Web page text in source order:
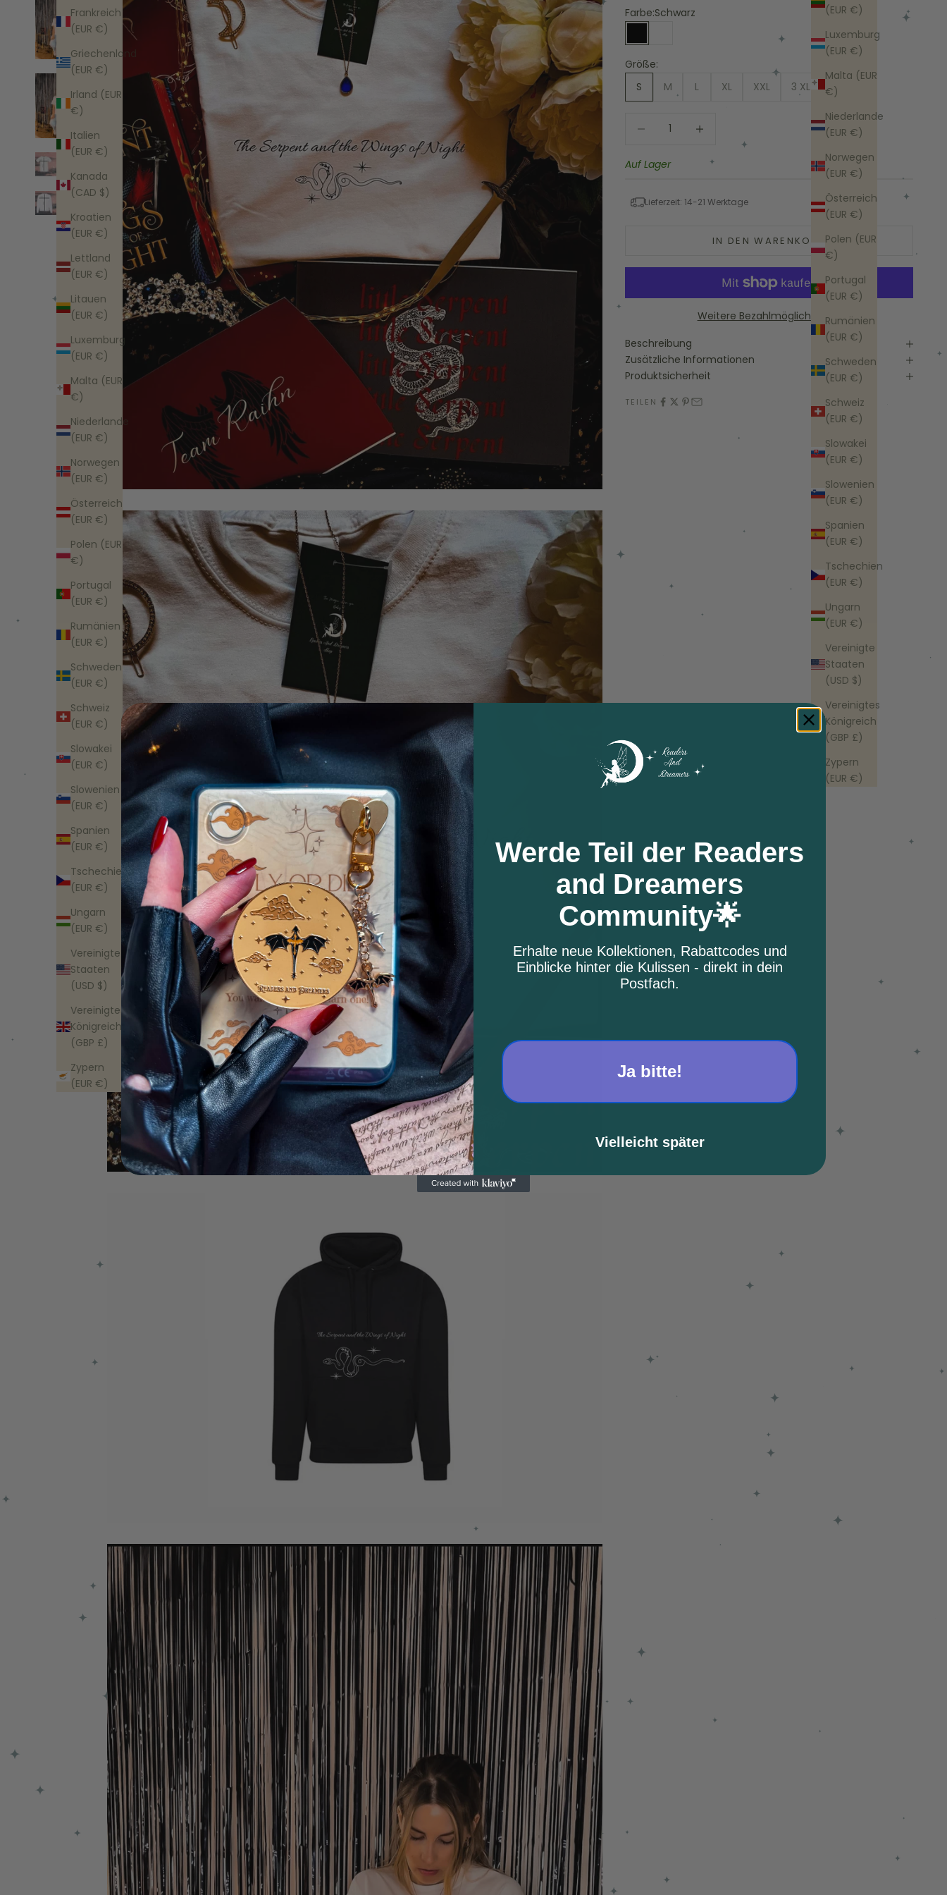
(EUR €)
Luxemburg
(EUR €)
Malta (EUR
€)
Niederlande
(EUR €)
Norwegen
(EUR €)
Österreich
(EUR €)
Polen (EUR
€)
Portugal
(EUR €)
Rumänien
(EUR €)
Schweden
(EUR €)
Schweiz
(EUR €)
Slowakei
(EUR €)
Slowenien
(EUR €)
Spanien
(EUR €)
Tschechien
(EUR €)
Ungarn
(EUR €)
Vereinigte
Staaten
(USD $)
Vereinigtes
Königreich
(GBP £)
Zypern
(EUR €)
Frankreich
(EUR €)
Griechenland
(EUR €)
Irland (EUR
€)
Italien
(EUR €)
Kanada
(CAD $)
Kroatien
(EUR €)
Lettland
(EUR €)
Litauen
(EUR €)
Luxemburg
(EUR €)
Malta (EUR
€)
Niederlande
(EUR €)
Norwegen
(EUR €)
Österreich
(EUR €)
Polen (EUR
€)
Portugal
(EUR €)
Rumänien
(EUR €)
Schweden
(EUR €)
Schweiz
(EUR €)
Slowakei
(EUR €)
Slowenien
(EUR €)
Spanien
(EUR €)
Tschechien
(EUR €)
Ungarn
(EUR €)
Vereinigte
Staaten
(USD $)
Vereinigtes
Königreich
(GBP £)
Zypern
(EUR €)
Farbe:Schwarz
Schwarz
Größe:
S
M L XL XXL 3 XL
Anzahl verringern
Auf Lager
Lieferzeit: 14-21 Werktage
IN DEN WARENKORB
Weitere Bezahlmöglichkeiten
Beschreibung
Zusätzliche Informationen
Produktsicherheit
TEILEN
Werde Teil der Readers
and Dreamers
Community🌟
Erhalte neue Kollektionen, Rabattcodes und
Einblicke hinter die Kulissen - direkt in dein
Postfach.
Ja bitte!
Vielleicht später